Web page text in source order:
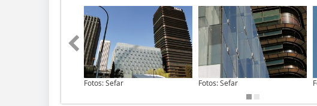
Fotos: Sefar Fotos: Sefar